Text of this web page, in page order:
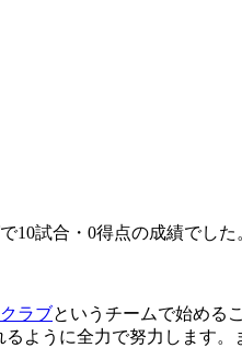
試合・0得点の成績でした
ラブというチームで始める
るように全力で努力します